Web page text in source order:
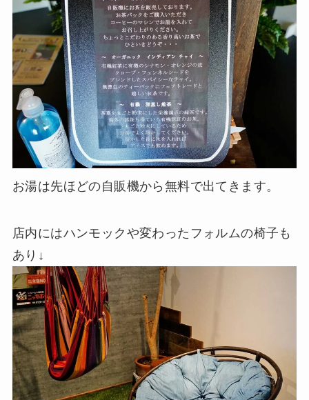
お湯は先ほどの自販機から無料で出てきます。
店内にはハンモックや変わったフォルムの椅子も
あり↓